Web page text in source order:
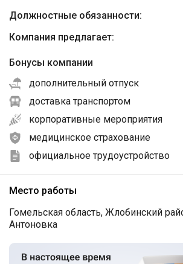
Должностные обязанности:
Компания предлагает:
Бонусы компании
дополнительный отпуск
доставка транспортом
корпоративные мероприятия
медицинское страхование
официальное трудоустройство
Место работы
Гомельская область, Жлобинский
Антоновка